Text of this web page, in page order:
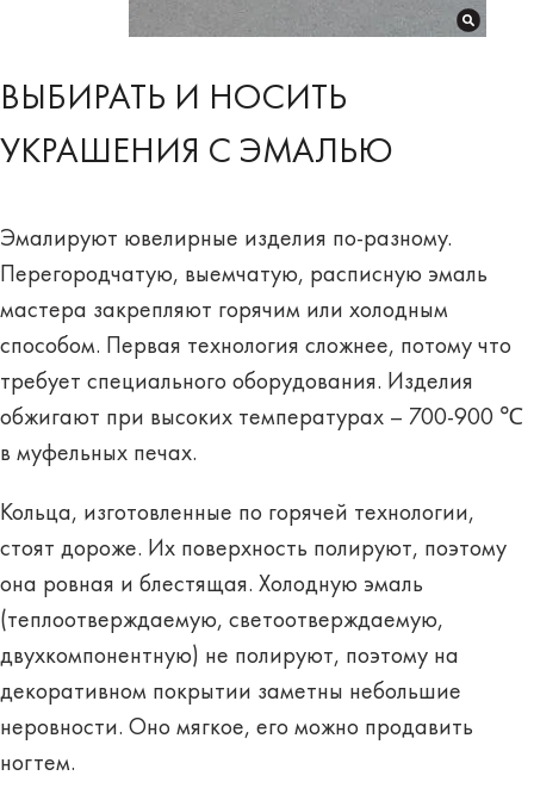
ВЫБИРАТЬ И НОСИТЬ
УКРАШЕНИЯ С ЭМАЛЬЮ
Эмалируют ювелирные изделия по-разному.
Перегородчатую, выемчатую, расписную эмаль
мастера закрепляют горячим или холодным
способом. Первая технология сложнее, потому что
требует специального оборудования. Изделия
обжигают при высоких температурах – 700-900 ℃
в муфельных печах.
Кольца, изготовленные по горячей технологии,
стоят дороже. Их поверхность полируют, поэтому
она ровная и блестящая. Холодную эмаль
(теплоотверждаемую, светоотверждаемую,
двухкомпонентную) не полируют, поэтому на
декоративном покрытии заметны небольшие
неровности. Оно мягкое, его можно продавить
ногтем.